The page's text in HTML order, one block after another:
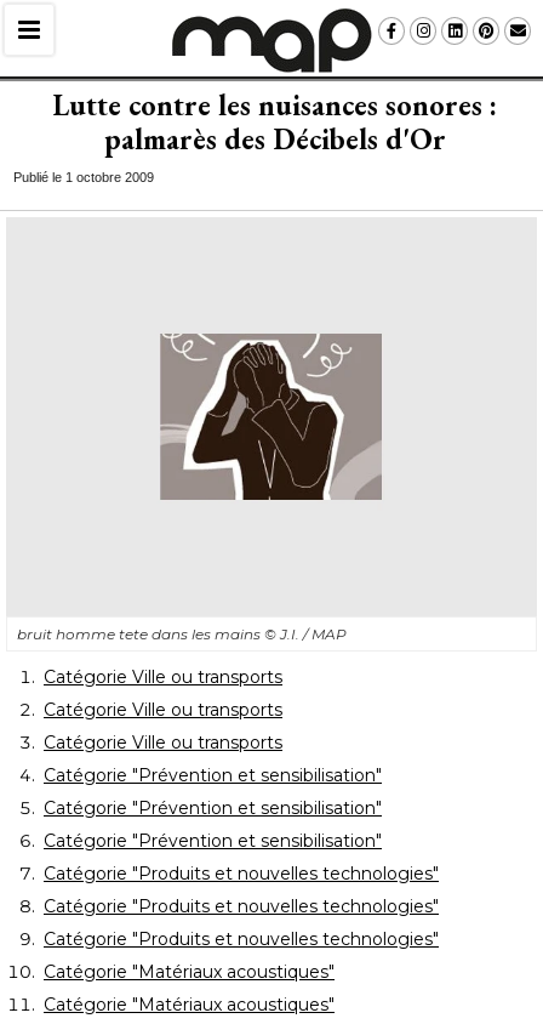
Lutte contre les nuisances sonores :
palmarès des Décibels d'Or
Publié le 1 octobre 2009
bruit homme tete dans les mains © J.I. / MAP
Catégorie Ville ou transports
Catégorie Ville ou transports
Catégorie Ville ou transports
Catégorie "Prévention et sensibilisation"
Catégorie "Prévention et sensibilisation"
Catégorie "Prévention et sensibilisation"
Catégorie "Produits et nouvelles technologies"
Catégorie "Produits et nouvelles technologies"
Catégorie "Produits et nouvelles technologies"
Catégorie "Matériaux acoustiques"
Catégorie "Matériaux acoustiques"